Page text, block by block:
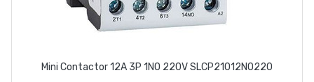
Mini Contactor 12A 3P 1NO 220V SLCP21012NO220